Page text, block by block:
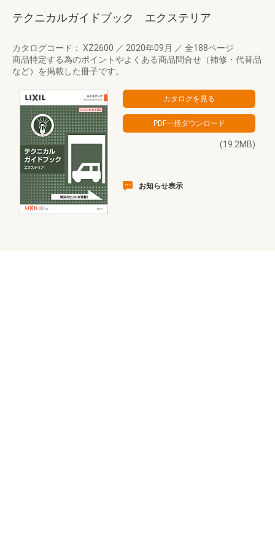
テクニカルガイドブック エクステリア
カタログコード： XZ2600 ／ 2020年09月 ／ 全188ページ
商品特定する為のポイントやよくある商品問合せ（補修・代替品
など）を掲載した冊子です。
(19.2MB)
お知らせ表示